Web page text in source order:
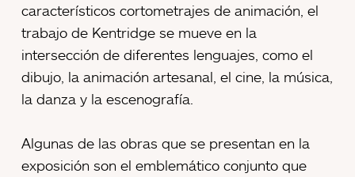
característicos cortometrajes de animación, el
trabajo de Kentridge se mueve en la
intersección de diferentes lenguajes, como el
dibujo, la animación artesanal, el cine, la música,
la danza y la escenografía.
Algunas de las obras que se presentan en la
exposición son el emblemático conjunto que